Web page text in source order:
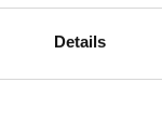
Details